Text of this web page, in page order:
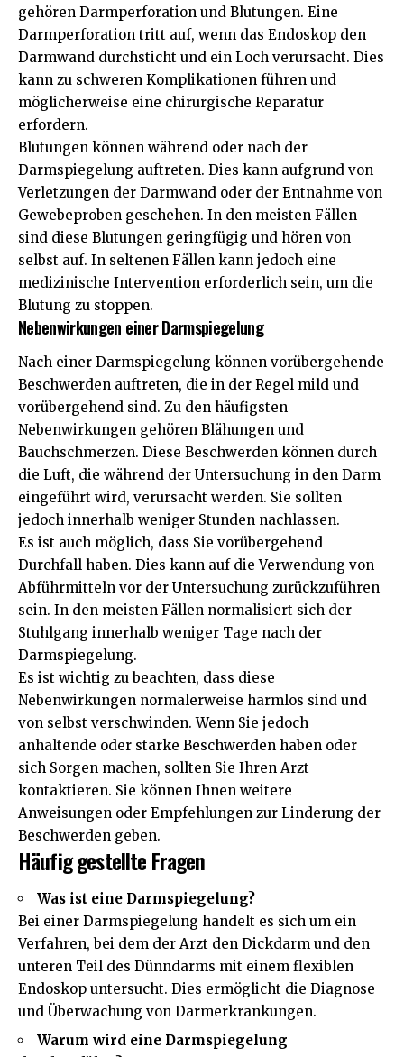
gehören Darmperforation und Blutungen. Eine
Darmperforation tritt auf, wenn das Endoskop den
Darmwand durchsticht und ein Loch verursacht. Dies
kann zu schweren Komplikationen führen und
möglicherweise eine chirurgische Reparatur
erfordern.
Blutungen können während oder nach der
Darmspiegelung auftreten. Dies kann aufgrund von
Verletzungen der Darmwand oder der Entnahme von
Gewebeproben geschehen. In den meisten Fällen
sind diese Blutungen geringfügig und hören von
selbst auf. In seltenen Fällen kann jedoch eine
medizinische Intervention erforderlich sein, um die
Blutung zu stoppen.
Nebenwirkungen einer Darmspiegelung
Nach einer Darmspiegelung können vorübergehende
Beschwerden auftreten, die in der Regel mild und
vorübergehend sind. Zu den häufigsten
Nebenwirkungen gehören Blähungen und
Bauchschmerzen. Diese Beschwerden können durch
die Luft, die während der Untersuchung in den Darm
eingeführt wird, verursacht werden. Sie sollten
jedoch innerhalb weniger Stunden nachlassen.
Es ist auch möglich, dass Sie vorübergehend
Durchfall haben. Dies kann auf die Verwendung von
Abführmitteln vor der Untersuchung zurückzuführen
sein. In den meisten Fällen normalisiert sich der
Stuhlgang innerhalb weniger Tage nach der
Darmspiegelung.
Es ist wichtig zu beachten, dass diese
Nebenwirkungen normalerweise harmlos sind und
von selbst verschwinden. Wenn Sie jedoch
anhaltende oder starke Beschwerden haben oder
sich Sorgen machen, sollten Sie Ihren Arzt
kontaktieren. Sie können Ihnen weitere
Anweisungen oder Empfehlungen zur Linderung der
Beschwerden geben.
Häufig gestellte Fragen
Was ist eine Darmspiegelung?
Bei einer Darmspiegelung handelt es sich um ein
Verfahren, bei dem der Arzt den Dickdarm und den
unteren Teil des Dünndarms mit einem flexiblen
Endoskop untersucht. Dies ermöglicht die Diagnose
und Überwachung von Darmerkrankungen.
Warum wird eine Darmspiegelung